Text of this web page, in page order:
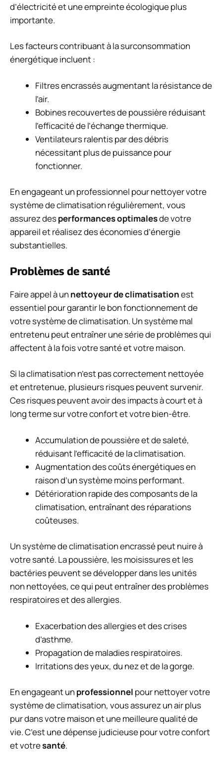
d’électricité et une empreinte écologique plus
importante.
Les facteurs contribuant à la surconsommation
énergétique incluent :
Filtres encrassés augmentant la résistance de
l’air.
Bobines recouvertes de poussière réduisant
l’efficacité de l’échange thermique.
Ventilateurs ralentis par des débris
nécessitant plus de puissance pour
fonctionner.
En engageant un professionnel pour nettoyer votre
système de climatisation régulièrement, vous
assurez desperformances optimalesde votre
appareil et réalisez des économies d’énergie
substantielles.
Problèmes de santé
Faire appel à un nettoyeur de climatisationest
essentiel pour garantir le bon fonctionnement de
votre système de climatisation. Un système mal
entretenu peut entraîner une série de problèmes qui
affectent à la fois votre santé et votre maison.
Si la climatisation n’est pas correctement nettoyée
et entretenue, plusieurs risques peuvent survenir.
Ces risques peuvent avoir des impacts à court et à
long terme sur votre confort et votre bien-être.
Accumulation de poussière et de saleté,
réduisant l’efficacité de la climatisation.
Augmentation des coûts énergétiques en
raison d’un système moins performant.
Détérioration rapide des composants de la
climatisation, entraînant des réparations
coûteuses.
Un système de climatisation encrassé peut nuire à
votre santé. La poussière, les moisissures et les
bactéries peuvent se développer dans les unités
non nettoyées, ce qui peut entraîner des problèmes
respiratoires et des allergies.
Exacerbation des allergies et des crises
d’asthme.
Propagation de maladies respiratoires.
Irritations des yeux, du nez et de la gorge.
En engageant un professionnel pour nettoyer votre
système de climatisation, vous assurez un air plus
pur dans votre maison et une meilleure qualité de
vie. C’est unedépense judicieusepour votre confort
et votresanté.